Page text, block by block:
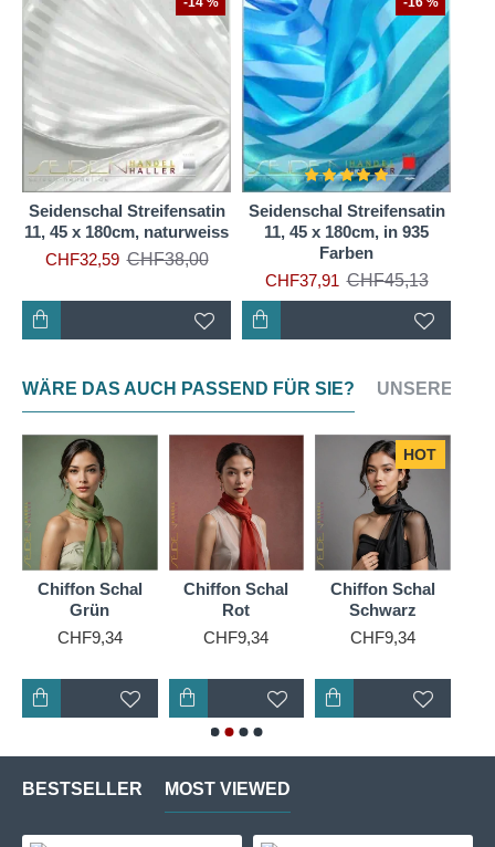
Seidenschal Streifensatin
11, 45 x 180cm, naturweiss
CHF32,59 CHF38,00
Seidenschal Streifensatin
11, 45 x 180cm, in 935
Farben
CHF37,91 CHF45,13
WÄRE DAS AUCH PASSEND FÜR SIE? UNSERE
Chiffon Schal
Grün
CHF9,34
Chiffon Schal
Rot
CHF9,34
HOT
Chiffon Schal
Schwarz
CHF9,34
BESTSELLER MOST VIEWED